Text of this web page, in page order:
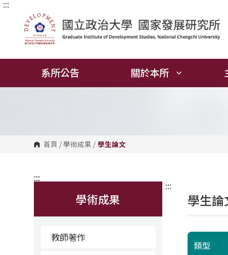
跳
塊
:::
系所公告 關於本所
首頁 /學術成果 / 學生論文
:::
學術成果
教師著作
:::
學生論
類型